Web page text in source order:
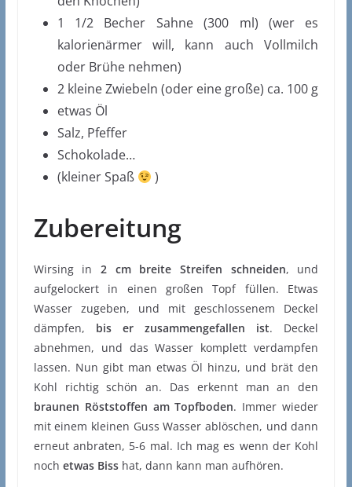
1 1/2 Becher Sahne (300 ml) (wer es
kalorienärmer will, kann auch Vollmilch
oder Brühe nehmen)
2 kleine Zwiebeln (oder eine große) ca. 100 g
etwas Öl
Salz, Pfeffer
Schokolade…
(kleiner Spaß
)
Zubereitung
Wirsing in2 cm breite Streifen schneiden, und
aufgelockert in einen großen Topf füllen. Etwas
Wasser zugeben, und mit geschlossenem Deckel
dämpfen, bis er zusammengefallen ist. Deckel
abnehmen, und das Wasser komplett verdampfen
lassen. Nun gibt man etwas Öl hinzu, und brät den
Kohl richtig schön an. Das erkennt man an den
braunen Röststoffen am Topfboden. Immer wieder
mit einem kleinen Guss Wasser ablöschen, und dann
erneut anbraten, 5-6 mal. Ich mag es wenn der Kohl
noch etwas Bisshat, dann kann man aufhören.